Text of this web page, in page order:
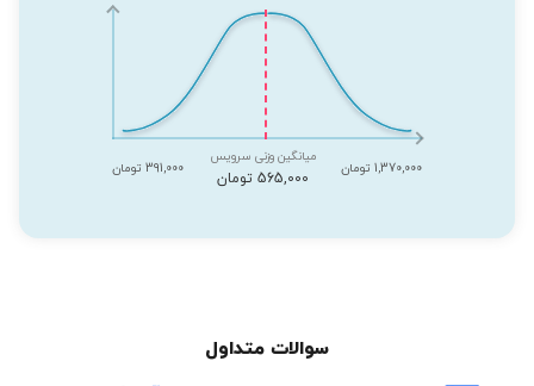
1,370,000 تومان
میانگین وزنی سرویس
565,000 تومان
391,000 تومان
سوالات متداول